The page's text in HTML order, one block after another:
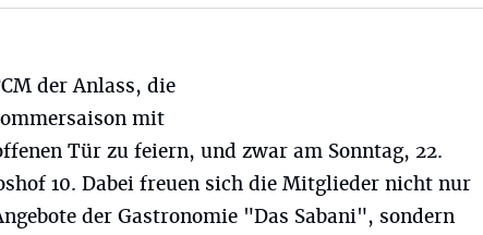
der Anlass, die
mit
Tür zu feiern, und zwar am Sonntag, 22.
10. Dabei freuen sich die Mitglieder nicht nur
der Gastronomie "Das Sabani", sondern